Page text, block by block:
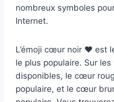
nombreux symboles
Internet.
L’émoji cœur noir ♥ est
le plus populaire. Sur
disponibles, le cœur
populaire, et le cœur